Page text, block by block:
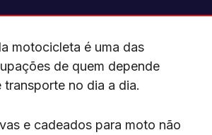
motocicleta é uma das
de quem depende
transporte no dia a dia.
e cadeados para moto não